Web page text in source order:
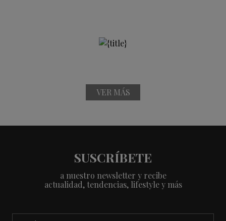
VER MÁS
SUSCRÍBETE
a nuestro newsletter y recibe
actualidad, tendencias, lifestyle y más